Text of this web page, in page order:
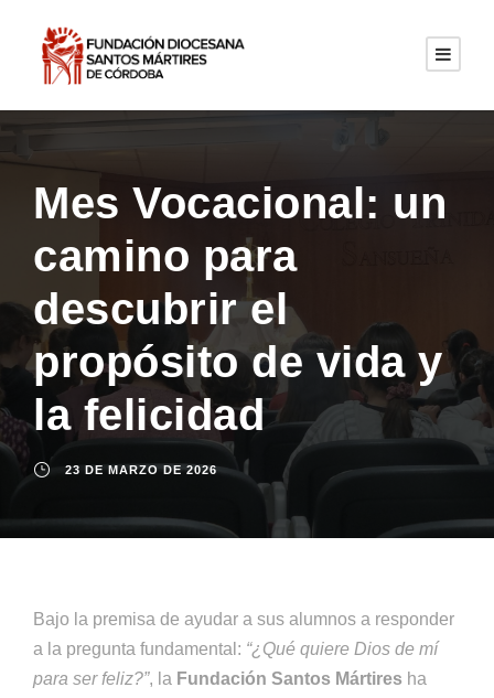
Mes Vocacional: un
camino para
descubrir el
propósito de vida y
la felicidad
23 DE MARZO DE 2026
Bajo la premisa de ayudar a sus alumnos a responder
a la pregunta fundamental: “¿Qué quiere Dios de mí
para ser feliz?”, la Fundación Santos Mártires ha